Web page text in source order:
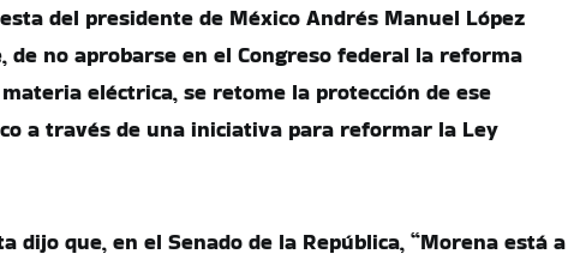
del presidente de México Andrés Manuel López
de no aprobarse en el Congreso federal la reforma
eléctrica, se retome la protección de ese
a través de una iniciativa para reformar la Ley
dijo que, en el Senado de la República, “Morena está a